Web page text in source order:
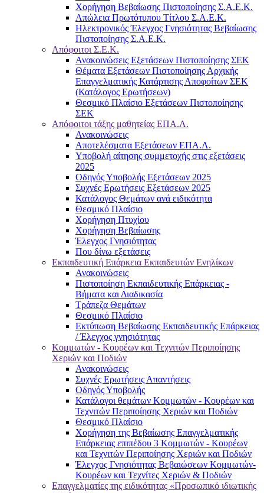
Χορήγηση Βεβαίωσης Πιστοποίησης Σ.Α.Ε.Κ.
Απώλεια Πρωτότυπου Τίτλου Σ.Α.Ε.Κ.
Ηλεκτρονικός Έλεγχος Γνησιότητας Βεβαίωσης
Πιστοποίησης Σ.Α.Ε.Κ.
Απόφοιτοι Σ.Ε.Κ.
Ανακοινώσεις Εξετάσεων Πιστοποίησης ΣΕΚ
Θέματα Εξετάσεων Πιστοποίησης Αρχικής
Επαγγελματικής Κατάρτισης Αποφοίτων ΣΕΚ
(Κατάλογος Ερωτήσεων)
Θεσμικό Πλαίσιο Εξετάσεων Πιστοποίησης
ΣΕΚ
Απόφοιτοι τάξης μαθητείας ΕΠΑ.Λ.
Ανακοινώσεις
Αποτελέσματα Εξετάσεων ΕΠΑ.Λ.
Υποβολή αίτησης συμμετοχής στις εξετάσεις
2025
Οδηγός Υποβολής Εξετάσεων 2025
Συχνές Ερωτήσεις Εξετάσεων 2025
Κατάλογος Θεμάτων ανά ειδικότητα
Θεσμικό Πλαίσιο
Χορήγηση Πτυχίου
Χορήγηση Βεβαίωσης
Έλεγχος Γνησιότητας
Που δίνω εξετάσεις
Εκπαιδευτική Επάρκεια Εκπαιδευτών Ενηλίκων
Ανακοινώσεις
Πιστοποίηση Εκπαιδευτικής Επάρκειας -
Βήματα και Διαδικασία
Τράπεζα Θεμάτων
Θεσμικό Πλαίσιο
Εκτύπωση Βεβαίωσης Εκπαιδευτικής Επάρκειας
/ Έλεγχος γνησιότητας
Κομμωτών - Κουρέων και Τεχνιτών Περιποίησης
Χεριών και Ποδιών
Ανακοινώσεις
Συχνές Ερωτήσεις Απαντήσεις
Οδηγός Υποβολής
Κατάλογοι θεμάτων Κομμωτών - Κουρέων και
Τεχνιτών Περιποίησης Χεριών και Ποδιών
Θεσμικό Πλαίσιο
Χορήγηση της Βεβαίωσης Επαγγελματικής
Επάρκειας επιπέδου 3 Κομμωτών - Κουρέων
και Τεχνιτών Περιποίησης Χεριών και Ποδιών
Έλεγχος Γνησιότητας Βεβαιώσεων Κομμωτών-
Κουρέων και Τεχνίτες Χεριών & Ποδιών
Επαγγελματίες της ειδικότητας «Προσωπικό ιδιωτικής